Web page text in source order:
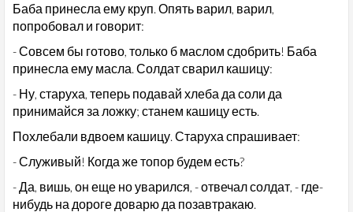
Баба принесла ему круп. Опять варил, варил,
попробовал и говорит:
- Совсем бы готово, только б маслом сдобрить! Баба
принесла ему масла. Солдат сварил кашицу:
- Ну, старуха, теперь подавай хлеба да соли да
принимайся за ложку; станем кашицу есть.
Похлебали вдвоем кашицу. Старуха спрашивает:
- Служивый! Когда же топор будем есть?
- Да, вишь, он еще но уварился, - отвечал солдат, - где-
нибудь на дороге доварю да позавтракаю.